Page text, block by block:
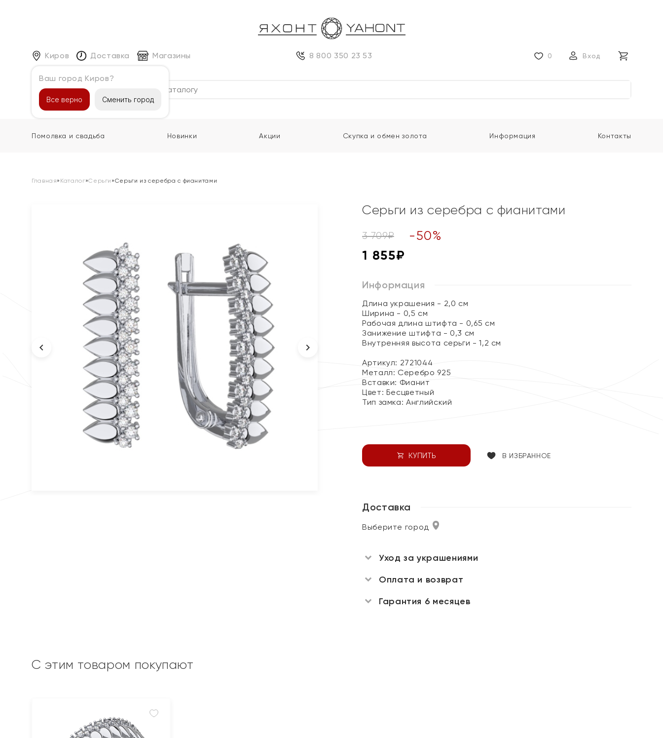
Киров
Ваш город Киров?
Все верно Сменить город
Доставка Магазины 8 800 350 23 53 0 Вход
Каталог
Помолвка и свадьба Новинки Акции Скупка и обмен золота Информация Контакты
Главная» Каталог»Серьги »Серьги из серебра с фианитами
Серьги из серебра с фианитами
3 709₽ -50%
1 855₽
Информация
Длина украшения - 2,0 см
Ширина - 0,5 см
Рабочая длина штифта - 0,65 см
Занижение штифта - 0,3 см
Внутренняя высота серьги - 1,2 см
Артикул: 2721044
Металл: Серебро 925
Вставки: Фианит
Цвет: Бесцветный
Тип замка:Английский
КУПИТЬ В ИЗБРАННОЕ
Доставка
Выберите город
Уход за украшениями
Оплата и возврат
Гарантия 6 месяцев
С этим товаром покупают